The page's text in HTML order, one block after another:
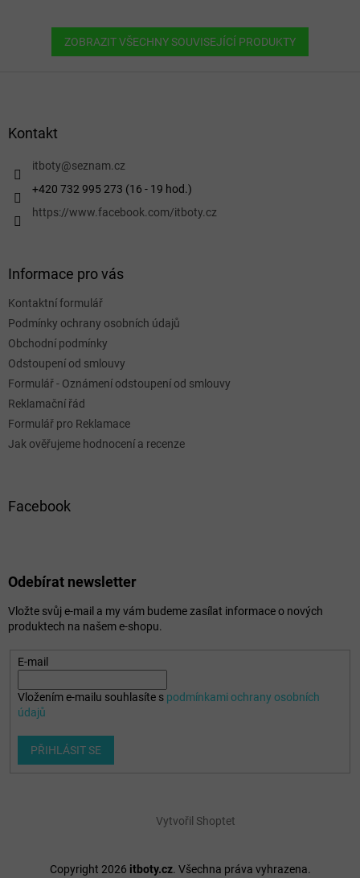
ZOBRAZIT VŠECHNY SOUVISEJÍCÍ PRODUKTY
Kontakt
itboty@seznam.cz
+420 732 995 273 (16 - 19 hod.)
https://www.facebook.com/itboty.cz
Informace pro vás
Kontaktní formulář
Podmínky ochrany osobních údajů
Obchodní podmínky
Odstoupení od smlouvy
Formulář - Oznámení odstoupení od smlouvy
Reklamační řád
Formulář pro Reklamace
Jak ověřujeme hodnocení a recenze
Facebook
Odebírat newsletter
Vložte svůj e-mail a my vám budeme zasílat informace o nových
produktech na našem e-shopu.
E-mail
Vložením e-mailu souhlasíte s podmínkami ochrany osobních
údajů
PŘIHLÁSIT SE
Vytvořil Shoptet
Copyright 2026 itboty.cz. Všechna práva vyhrazena.